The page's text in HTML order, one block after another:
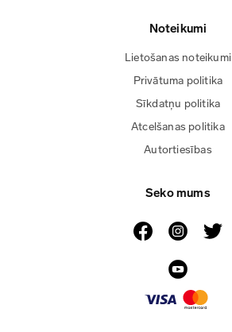
Noteikumi
Lietošanas noteikumi
Privātuma politika
Sīkdatņu politika
Atcelšanas politika
Autortiesības
Seko mums